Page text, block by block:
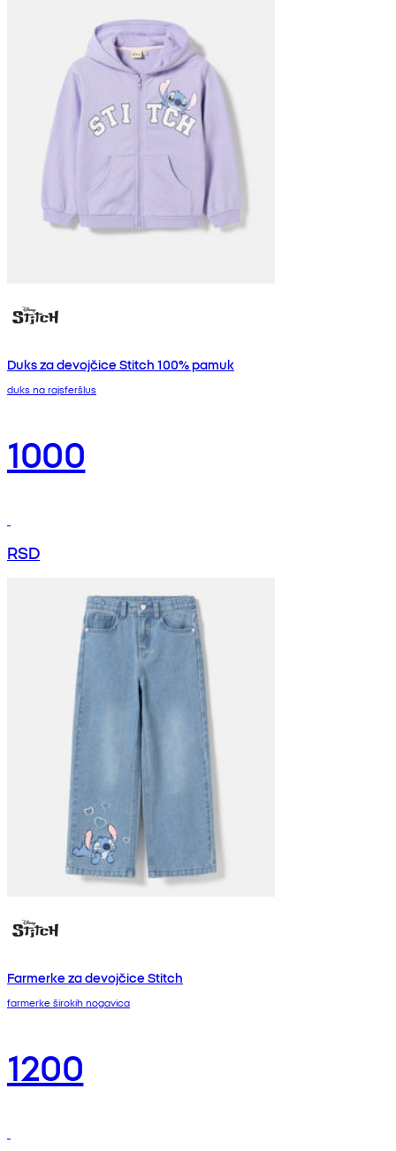
Duks za devojčice Stitch 100% pamuk
duks na rajsferšlus
1000
RSD
Farmerke za devojčice Stitch
farmerke širokih nogavica
1200